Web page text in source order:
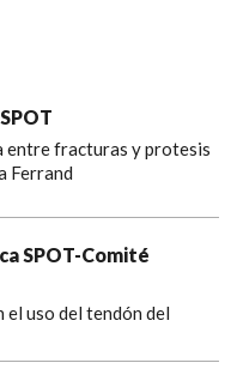
entre fracturas y protesis
Ferrand
SPOT-Comité
el uso del tendón del